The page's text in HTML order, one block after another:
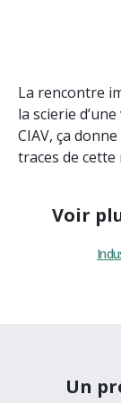
La rencontre
la scierie
CIAV, ça
traces de
Voir
Un